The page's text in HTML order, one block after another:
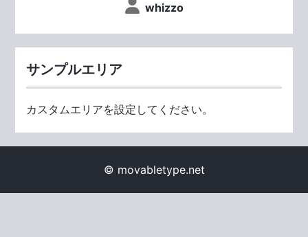
whizzo
サンプルエリア
カスタムエリアを設定してください。
© movabletype.net